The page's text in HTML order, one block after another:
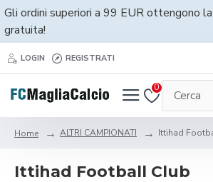
Gli ordini superiori a 99 EUR ottengono
gratuita!
LOGIN REGISTRATI
0
Home ALTRI CAMPIONATI Ittihad
Ittihad Football Club